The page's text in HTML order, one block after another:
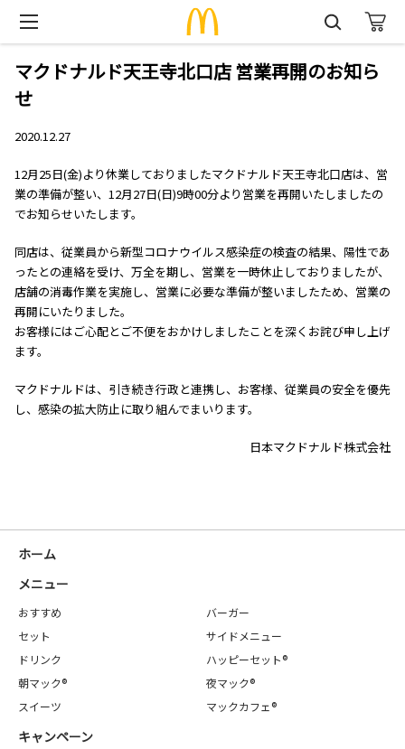
マクドナルド天王寺北口店 営業再開のお知ら
せ
2020.12.27
12月25日(金)より休業しておりましたマクドナルド天王寺北口店は、営
業の準備が整い、12月27日(日)9時00分より営業を再開いたしましたの
でお知らせいたします。
同店は、従業員から新型コロナウイルス感染症の検査の結果、陽性であ
ったとの連絡を受け、万全を期し、営業を一時休止しておりましたが、
店舗の消毒作業を実施し、営業に必要な準備が整いましたため、営業の
再開にいたりました。
お客様にはご心配とご不便をおかけしましたことを深くお詫び申し上げ
ます。
マクドナルドは、引き続き行政と連携し、お客様、従業員の安全を優先
し、感染の拡大防止に取り組んでまいります。
日本マクドナルド株式会社
ホーム
メニュー
おすすめ
バーガー
セット
サイドメニュー
ドリンク
ハッピーセット®
朝マック®
夜マック®
スイーツ
マックカフェ®
キャンペーン